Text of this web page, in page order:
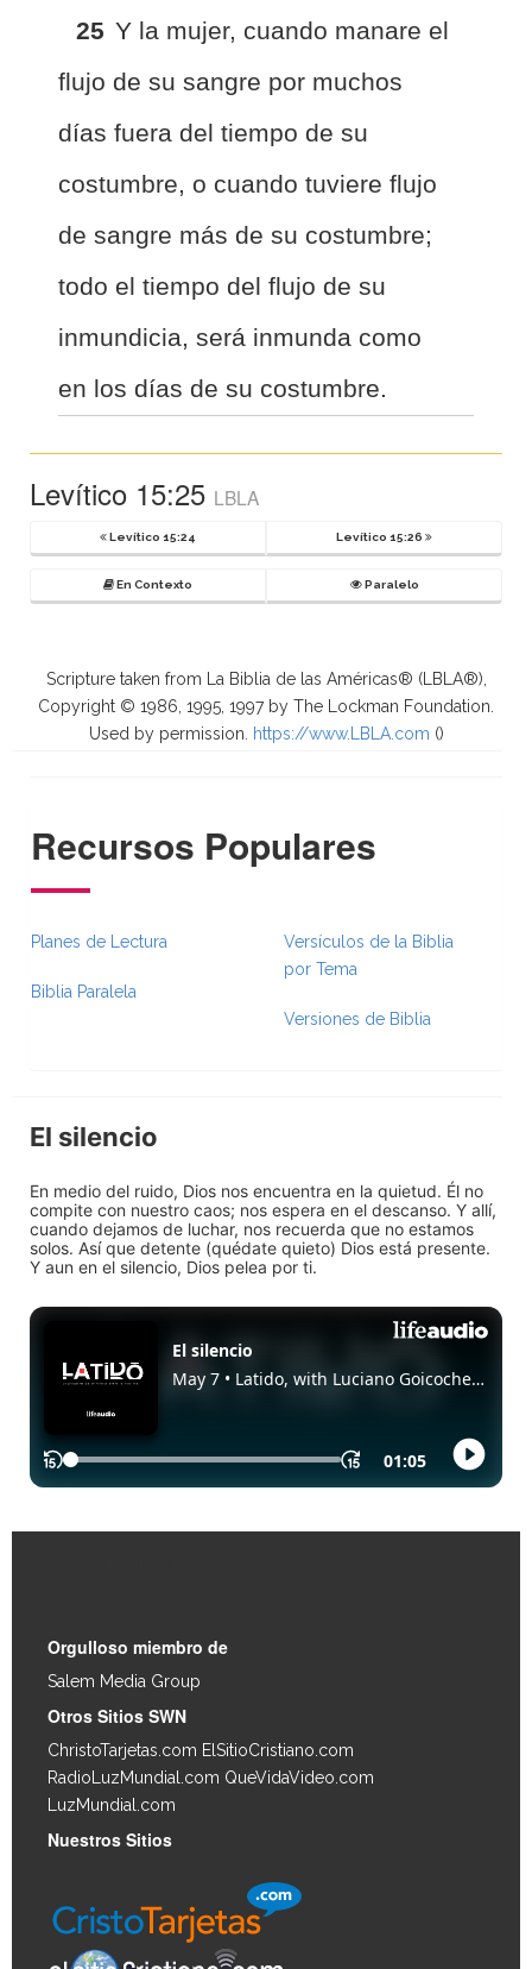
25 Y la mujer, cuando manare el
flujo de su sangre por muchos
días fuera del tiempo de su
costumbre, o cuando tuviere flujo
de sangre más de su costumbre;
todo el tiempo del flujo de su
inmundicia, será inmunda como
en los días de su costumbre.
Levítico 15:25 LBLA
Levítico 15:24 Levítico 15:26
En Contexto Paralelo
Scripture taken from La Biblia de las Américas® (LBLA®),
Copyright © 1986, 1995, 1997 by The Lockman Foundation.
Used by permission.
https://www.LBLA.com ()
Recursos Populares
Planes de Lectura
Biblia Paralela
Versículos de la Biblia
por Tema
Versiones de Biblia
El silencio
En medio del ruido, Dios nos encuentra en la quietud. Él no
compite con nuestro caos; nos espera en el descanso. Y allí,
cuando dejamos de luchar, nos recuerda que no estamos
solos. Así que detente (quédate quieto) Dios está presente.
Y aun en el silencio, Dios pelea por ti.
Orgulloso miembro de
Salem Media Group
Otros Sitios SWN
ChristoTarjetas.com ElSitioCristiano.com
RadioLuzMundial.com QueVidaVideo.com
LuzMundial.com
Nuestros Sitios